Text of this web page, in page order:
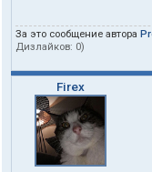
За это сообщение автора
Дизлайков: 0)
Firex